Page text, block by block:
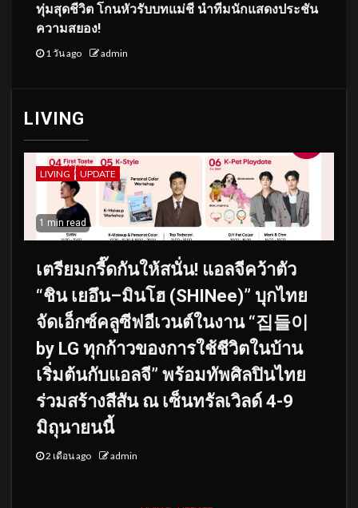
ทุ่มสุดชีวิต โกนหัวรับบทแม่ชี นำทีมนักแสดงประชัน
ความสยอง!
1 วัน ago admin
LIVING
LIVING UPDATE
1 min read
เตรียมกรี๊ดกันให้สนั่น! แอลจีคว้าตัว
“ชิน เยอึน–มินโฮ (SHINee)” บุกไทย
จัดเอ็กซ์คลูซีฟอีเวนต์ในงาน “집들이
by LG ทุกก้าวของการใช้ชีวิตในบ้าน
เริ่มต้นกับแอลจี” พร้อมทัพศิลปินไทย
ร่วมสร้างสีสัน ณ เซ็นทรัลเวิลด์ 4-9
มิถุนายนนี้
2 เดือน ago admin